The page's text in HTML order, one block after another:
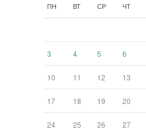
ПН ВТ СР ЧТ
3 4 5 6
10 11 12 13
17 18 19 20
24 25 26 27